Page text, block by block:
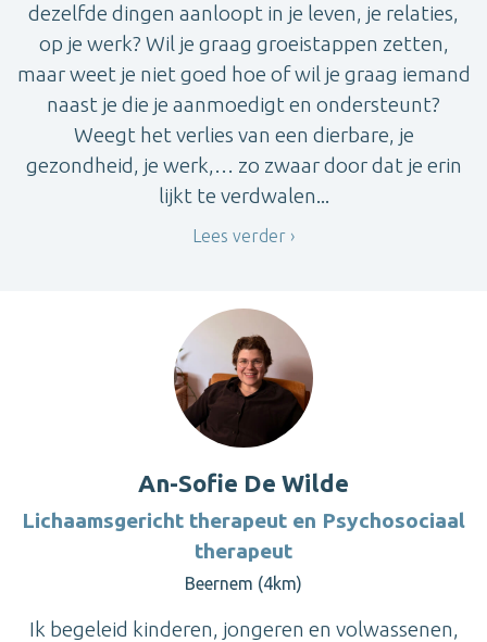
dezelfde dingen aanloopt in je leven, je relaties,
op je werk? Wil je graag groeistappen zetten,
maar weet je niet goed hoe of wil je graag iemand
naast je die je aanmoedigt en ondersteunt?
Weegt het verlies van een dierbare, je
gezondheid, je werk,… zo zwaar door dat je erin
lijkt te verdwalen...
Lees verder
An-Sofie De Wilde
Lichaamsgericht therapeut en Psychosociaal
therapeut
Beernem (4km)
Ik begeleid kinderen, jongeren en volwassenen,